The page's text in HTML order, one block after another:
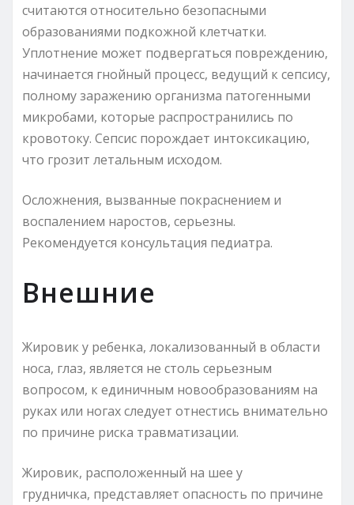
считаются относительно безопасными
образованиями подкожной клетчатки.
Уплотнение может подвергаться повреждению,
начинается гнойный процесс, ведущий к сепсису,
полному заражению организма патогенными
микробами, которые распространились по
кровотоку. Сепсис порождает интоксикацию,
что грозит летальным исходом.
Осложнения, вызванные покраснением и
воспалением наростов, серьезны.
Рекомендуется консультация педиатра.
Внешние
Жировик у ребенка, локализованный в области
носа, глаз, является не столь серьезным
вопросом, к единичным новообразованиям на
руках или ногах следует отнестись внимательно
по причине риска травматизации.
Жировик, расположенный на шее у
грудничка, представляет опасность по причине